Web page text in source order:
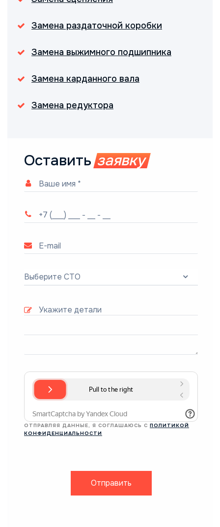
Замена раздаточной коробки
Замена выжимного подшипника
Замена карданного вала
Замена редуктора
Оставить заявку
Выберите СТО
ОТПРАВЛЯЯ ДАННЫЕ, Я СОГЛАШАЮСЬ С ПОЛИТИКОЙ
КОНФИДЕНЦИАЛЬНОСТИ
Отправить